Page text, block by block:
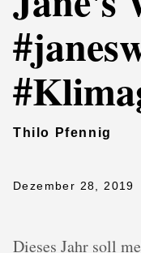
Thilo Pfennig
Dezember 28, 2019
Dieses Jahr soll